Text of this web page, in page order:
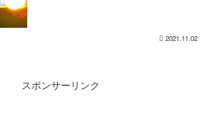
2021.11.02
スポンサーリンク